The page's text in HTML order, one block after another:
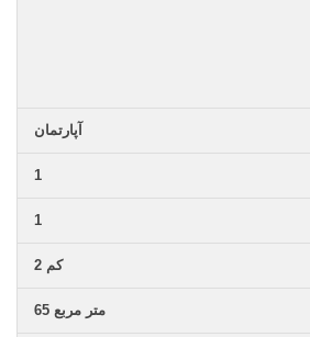
آپارتمان
1
1
2 کم
65 متر مربع